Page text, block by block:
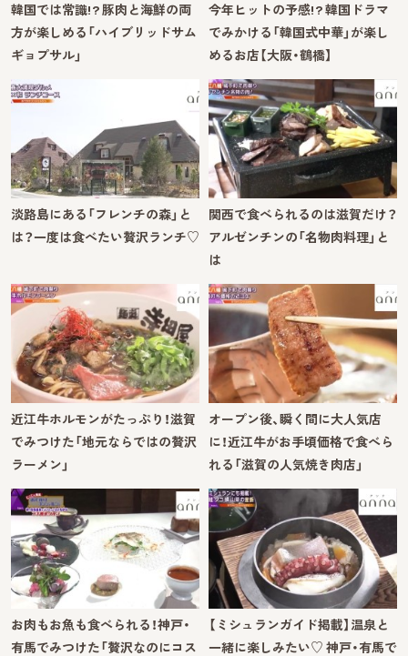
韓国では常識!? 豚肉と海鮮の両
方が楽しめる「ハイブリッドサム
ギョプサル」
今年ヒットの予感!? 韓国ドラマ
でみかける「韓国式中華」が楽し
めるお店【大阪・鶴橋】
淡路島にある「フレンチの森」と
は？一度は食べたい贅沢ランチ♡
関西で食べられるのは滋賀だけ？
アルゼンチンの「名物肉料理」と
は
近江牛ホルモンがたっぷり！滋賀
でみつけた「地元ならではの贅沢
ラーメン」
オープン後、瞬く間に大人気店
に！近江牛がお手頃価格で食べら
れる「滋賀の人気焼き肉店」
お肉もお魚も食べられる！神戸・
有馬でみつけた「贅沢なのにコス
【ミシュランガイド掲載】温泉と
一緒に楽しみたい♡ 神戸・有馬で